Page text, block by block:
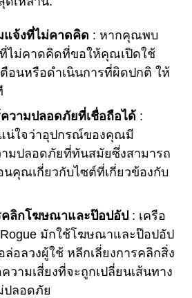
แจ้งที่ไม่คาดคิด : หากคุณพบ
ไม่คาดคิดที่ขอให้คุณเปิดใช้
ตือนหรือดำเนินการที่ผิดปกติ ให้
วามปลอดภัยที่เชื่อถือได้ :
น่ใจว่าอุปกรณ์ของคุณมี
มปลอดภัยที่ทันสมัยซึ่งสามารถ
นคุณเกี่ยวกับไซต์ที่เกี่ยวข้องกับ
คลิกโฆษณาและป๊อปอัป : เครือ
มักใช้โฆษณาและป๊อปอัป
อลวงผู้ใช้ หลีกเลี่ยงการคลิกสิ่ง
วามเสี่ยงที่จะถูกเปลี่ยนเส้นทาง
ปลอดภัย